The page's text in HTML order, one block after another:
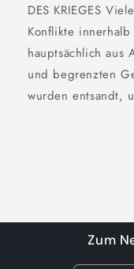
DES KRIEGES
Konflikte innerhalb
hauptsächlich aus
und begrenzten
wurden entsandt,
Zum